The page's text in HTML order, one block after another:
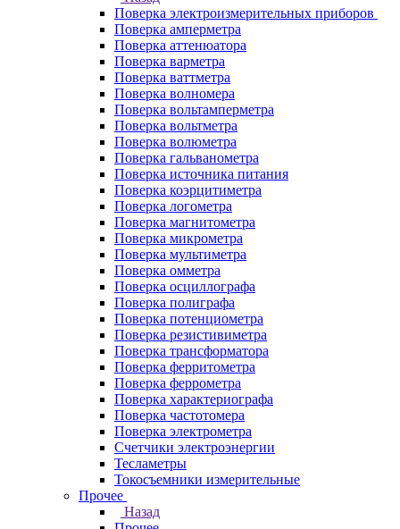
Поверка электроизмерительных приборов
Поверка амперметра
Поверка аттенюатора
Поверка варметра
Поверка ваттметра
Поверка волномера
Поверка вольтамперметра
Поверка вольтметра
Поверка волюметра
Поверка гальванометра
Поверка источника питания
Поверка коэрцитиметра
Поверка логометра
Поверка магнитометра
Поверка микрометра
Поверка мультиметра
Поверка омметра
Поверка осциллографа
Поверка полиграфа
Поверка потенциометра
Поверка резистивиметра
Поверка трансформатора
Поверка ферритометра
Поверка феррометра
Поверка характериографа
Поверка частотомера
Поверка электрометра
Счетчики электроэнергии
Тесламетры
Токосъемники измерительные
Прочее
Назад